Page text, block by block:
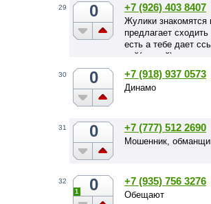
29 0 +7 (926) 403 8407
Жулики знакомятся
предлагает
есть а тебе дает
ней(сучкой)
30 0 +7 (918) 937 0573
Динамо
31 0 +7 (777) 512 2690
Мошенник,
32 0
1
+7 (935) 756 3276
Обещают